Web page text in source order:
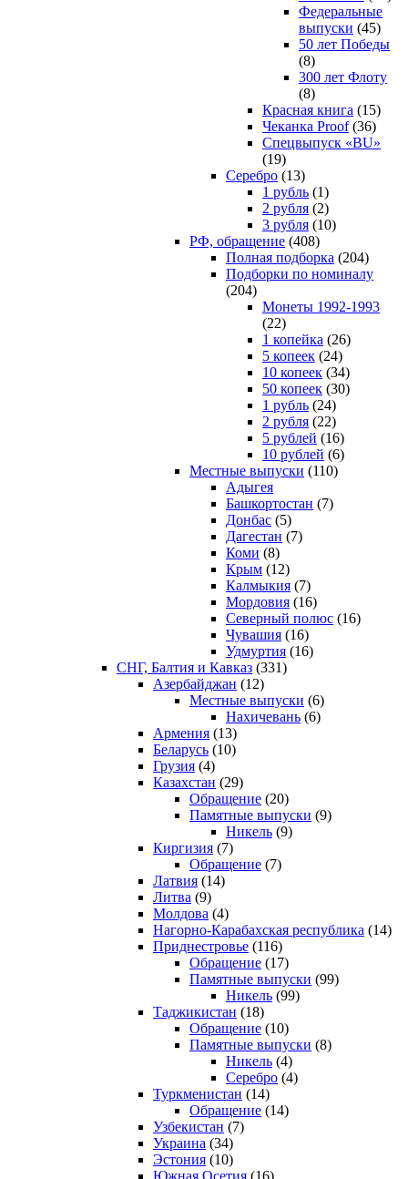
Федеральные
выпуски (45)
50 лет Победы
(8)
300 лет Флоту
(8)
Красная книга (15)
Чеканка Proof(36)
Спецвыпуск «BU»
(19)
Серебро (13)
1 рубль (1)
2 рубля (2)
3 рубля (10)
РФ, обращение (408)
Полная подборка (204)
Подборки по номиналу
(204)
Монеты 1992-1993
(22)
1 копейка (26)
5 копеек (24)
10 копеек (34)
50 копеек (30)
1 рубль (24)
2 рубля (22)
5 рублей (16)
10 рублей (6)
Местные выпуски (110)
Адыгея
Башкортостан (7)
Донбас (5)
Дагестан (7)
Коми (8)
Крым (12)
Калмыкия (7)
Мордовия (16)
Северный полюс (16)
Чувашия (16)
Удмуртия (16)
СНГ, Балтия и Кавказ (331)
Азербайджан (12)
Местные выпуски (6)
Нахичевань (6)
Армения (13)
Беларусь (10)
Грузия (4)
Казахстан (29)
Обращение (20)
Памятные выпуски (9)
Никель (9)
Киргизия (7)
Обращение (7)
Латвия (14)
Литва (9)
Молдова (4)
Нагорно-Карабахская республика (14)
Приднестровье (116)
Обращение (17)
Памятные выпуски (99)
Никель (99)
Таджикистан (18)
Обращение (10)
Памятные выпуски (8)
Никель (4)
Серебро (4)
Туркменистан (14)
Обращение (14)
Узбекистан (7)
Украина (34)
Эстония (10)
Южная Осетия (16)